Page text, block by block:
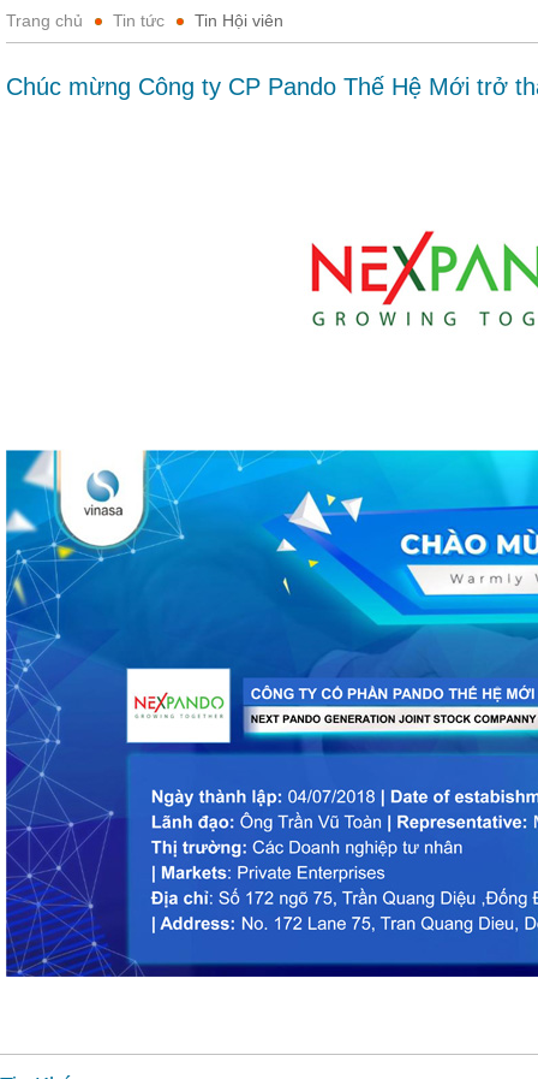
Trang chủ Tin tức Tin Hội viên
Chúc mừng Công ty CP Pando Thế Hệ Mới trở